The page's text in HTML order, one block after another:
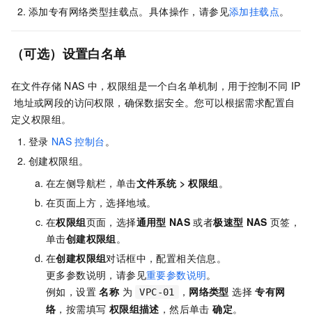
添加专有网络类型挂载点。具体操作，请参见添加挂载点。
（可选）设置白名单
在文件存储 NAS 中，权限组是一个白名单机制 ，用于控制不同 IP
地址或网段的访问权限，确保数据安全。您可以根据需求配置自
定义权限组。
登录 NAS 控制台。
创建权限组。
在左侧导航栏，单击文件系统>权限组。
在页面上方，选择地域。
在权限组页面，选择通用型 NAS 或者极速型 NAS 页签，
单击创建权限组。
在创建权限组对话框中，配置相关信息。
更多参数说明，请参见重要参数说明。
例如，设置名称 为 VPC-01 ， 网络类型 选择专有网
络 ，按需填写 权限组描述 ，然后单击确定。